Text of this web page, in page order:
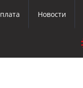
Новости